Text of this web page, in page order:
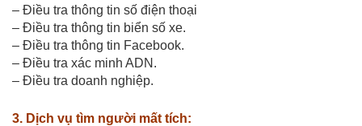
– Điều tra thông tin số điện thoại
– Điều tra thông tin biển số xe.
– Điều tra thông tin Facebook.
– Điều tra xác minh ADN.
– Điều tra doanh nghiệp.
3. Dịch vụ tìm người mất tích: